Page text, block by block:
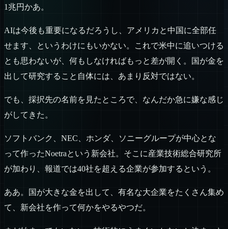
1兆円かあ。
AIは今後も重要になるだろうし、アメリカと中国に全部任
せます、というわけにもいかない。これで米中に追いつける
とも思わないが、何もしなければもっと差が開く。国が金を
出して研究すること自体には、あまり反対ではない。
でも、採択先の名前を見たところで、なんだか急に嫌な感じ
がしてきた。
ソフトバンク、NEC、ホンダ、ソニーグループが中心とな
って作ったNoetraという新会社。そこに産業技術総合研究所
が加わり、報道では40社を超える企業が参加するという。
ああ。国が大きな金を出して、有名な大企業をたくさん集め
て、新会社を作って何かをやるやつだ。